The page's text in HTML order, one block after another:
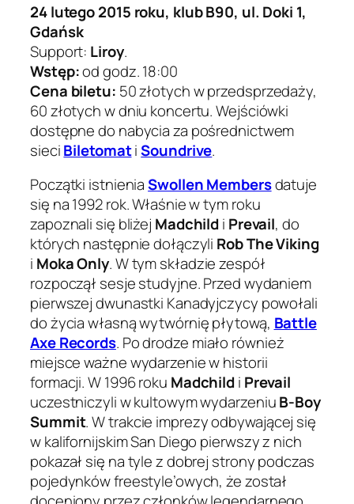
24 lutego 2015 roku, klub B90, ul. Doki 1,
Gdańsk
Support: Liroy.
Wstęp:od godz. 18:00
Cena biletu: 50 złotych w przedsprzedaży,
60 złotych w dniu koncertu. Wejściówki
dostępne do nabycia za pośrednictwem
sieciBiletomatiSoundrive.
Początki istnieniaSwollen Membersdatuje
się na 1992 rok. Właśnie w tym roku
zapoznali się bliżej Madchildi Prevail, do
których następnie dołączyli Rob The Viking
i Moka Only. W tym składzie zespół
rozpoczął sesje studyjne. Przed wydaniem
pierwszej dwunastki Kanadyjczycy powołali
do życia własną wytwórnię płytową, Battle
Axe Records. Po drodze miało również
miejsce ważne wydarzenie w historii
formacji. W 1996 roku Madchildi Prevail
uczestniczyli w kultowym wydarzeniuB-Boy
Summit. W trakcie imprezy odbywającej się
w kalifornijskim San Diego pierwszy z nich
pokazał się na tyle z dobrej strony podczas
pojedynków freestyle’owych, że został